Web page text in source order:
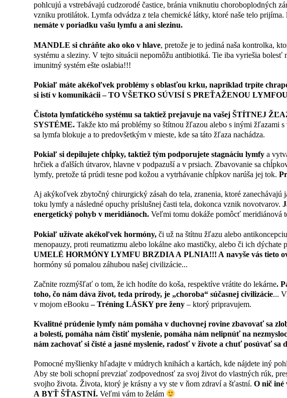
pohlcujú a vstrebávajú cudzorodé častice, bránia vniknutiu choroboplodných
vzniku protilátok. Lymfa odvádza z tela chemické látky, ktoré naše telo prijíma.
nemáte v poriadku vašu lymfu a ani slezinu.
MANDLE si chráňte ako oko v hlave, pretože je to jediná naša kontrolka,
systému a sleziny. V tejto situácii nepomôžu antibiotiká. Tie iba vyriešia bolesť
imunitný systém ešte oslabia!!!
Pokiaľ máte akékoľvek problémy s oblasťou krku, napríklad trpíte
si istí v komunikácii – TO VŠETKO SÚVISÍ S PREŤAŽENOU
Čistota lymfatického systému sa taktiež prejavuje na vašej ŠTÍTNEJ
SYSTÉME. Takže kto má problémy so štítnou žľazou alebo s inými žľazami
sa lymfa blokuje a to predovšetkým v mieste, kde sa táto žľaza nachádza.
Pokiaľ si depilujete chĺpky, taktiež tým podporujete stagnáciu lymfy a
hrčiek a ďalších útvarov, hlavne v podpazuší a v prsiach. Zbavovanie sa
lymfy, pretože tá prúdi tesne pod kožou a vytrhávanie chĺpkov narúša jej tok.
Aj akýkoľvek zbytočný chirurgický zásah do tela, zranenia, ktoré zanechávajú
toku lymfy a následné opuchy príslušnej časti tela, dokonca vznik novotvarov.
energetický pohyb v meridiánoch. Veľmi tomu dokáže pomôcť meridiánová
Pokiaľ užívate akékoľvek hormóny, či už na štítnu žľazu alebo
menopauzy, proti reumatizmu alebo lokálne ako mastičky, alebo či ich dýchate
UMELÉ HORMÓNY LYMFU BRZDIA A PLNIA!!! A navyše vás tieto
hormóny sú pomalou záhubou našej civilizácie...
Začnite rozmýšľať o tom, že ich hodíte do koša, respektíve vrátite do lekárne.
toho, čo nám dáva život, teda prírody, je „choroba“ súčasnej civilizácie...
v mojom eBooku – Tréning LÁSKY pre ženy– ktorý pripravujem.
Kvalitné prúdenie lymfy nám pomáha v duchovnej rovine zbavovať sa
a bolestí, pomáha nám čistiť myslenie, pomáha nám nelipnúť na
nám zachovať si čisté a jasné myslenie, radosť v živote a chuť posúvať sa
Pomocné myšlienky hľadajte v múdrych knihách a kartách, kde nájdete iný
Aby ste boli schopní prevziať zodpovednosť za svoj život do vlastných rúk,
svojho života. Života, ktorý je krásny a vy ste v ňom zdraví a šťastní.O nič iné
A BYŤ ŠŤASTNÍ.Veľmi vám to želám